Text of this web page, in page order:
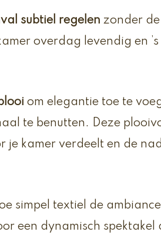
subtiel regelen zonder
overdag levendig en ’s
om elegantie toe te
te benutten. Deze
je kamer verdeelt en de
simpel textiel de
een dynamisch spektakel